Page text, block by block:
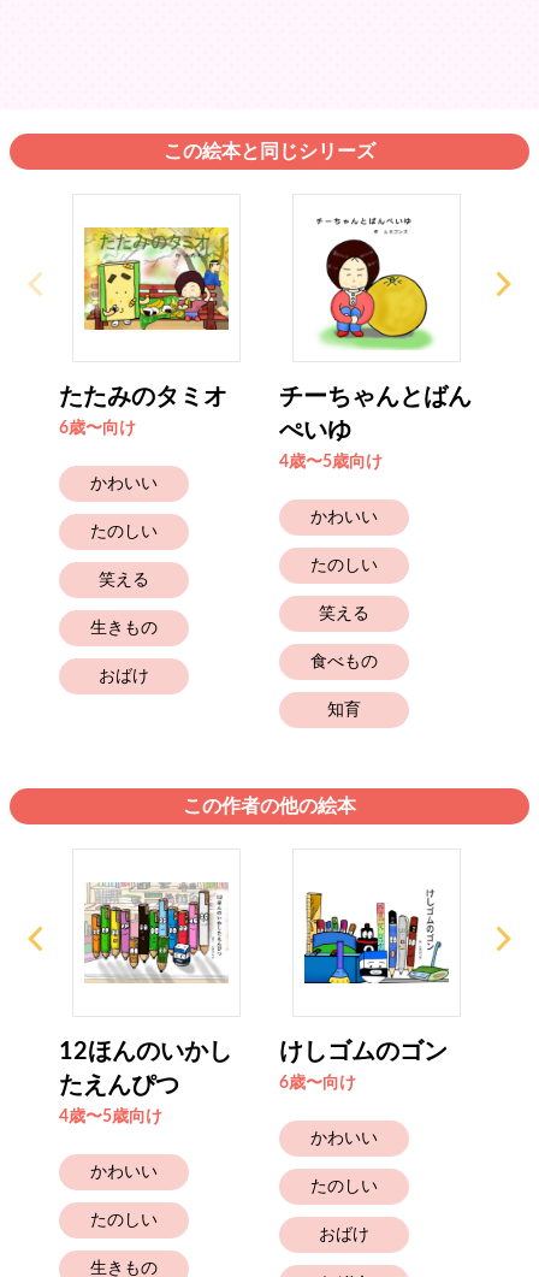
この絵本と同じシリーズ
たたみのタミオ
6歳〜向け
かわいい
たのしい
笑える
生きもの
おばけ
チーちゃんとばん
ぺいゆ
4歳〜5歳向け
かわいい
たのしい
笑える
食べもの
知育
この作者の他の絵本
12ほんのいかし
たえんぴつ
4歳〜5歳向け
かわいい
たのしい
生きもの
けしゴムのゴン
6歳〜向け
かわいい
たのしい
おばけ